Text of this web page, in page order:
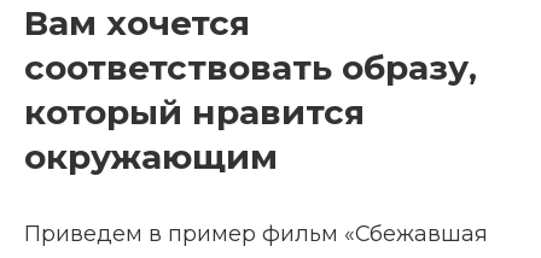
Вам хочется
соответствовать образу,
который нравится
окружающим
Приведем в пример фильм «Сбежавшая